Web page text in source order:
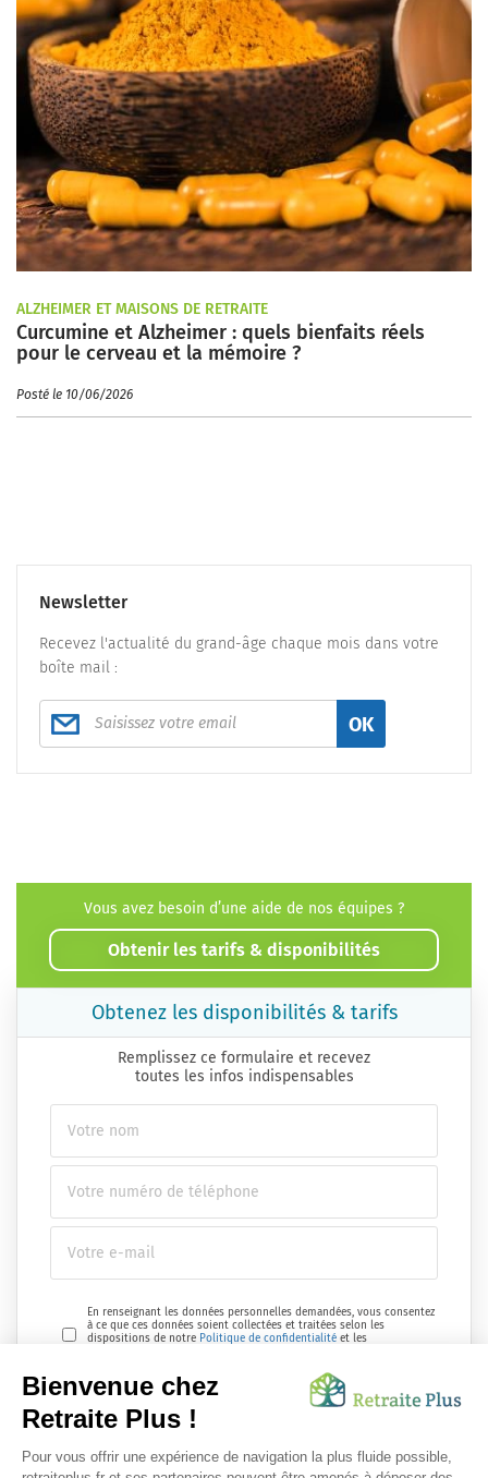
ALZHEIMER ET MAISONS DE RETRAITE
Curcumine et Alzheimer : quels bienfaits réels
pour le cerveau et la mémoire ?
Posté le 10/06/2026
Newsletter
Recevez l'actualité du grand-âge chaque mois dans votre
boîte mail :
OK
Vous avez besoin d’une aide de nos équipes ?
Obtenir les tarifs & disponibilités
Obtenez les disponibilités & tarifs
Remplissez ce formulaire et recevez
toutes les infos indispensables
En renseignant les données personnelles demandées, vous consentez
à ce que ces données soient collectées et traitées selon les
dispositions de notre Politique de confidentialité et les
Envoyer ma demande